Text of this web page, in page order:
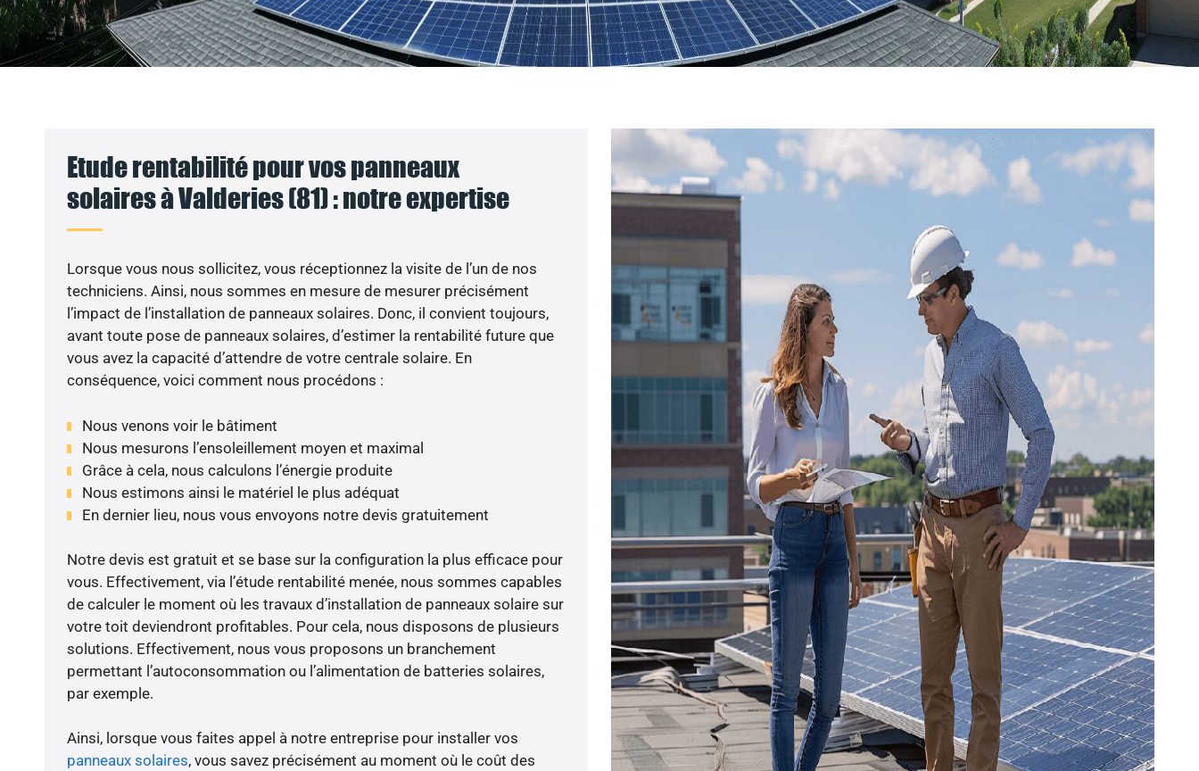
Etude rentabilité pour vos panneaux
solaires à Valderies (81) : notre expertise
Lorsque vous nous sollicitez, vous réceptionnez la visite de l’un de nos
techniciens. Ainsi, nous sommes en mesure de mesurer précisément
l’impact de l’installation de panneaux solaires. Donc, il convient toujours,
avant toute pose de panneaux solaires, d’estimer la rentabilité future que
vous avez la capacité d’attendre de votre centrale solaire. En
conséquence, voici comment nous procédons :
Nous venons voir le bâtiment
Nous mesurons l’ensoleillement moyen et maximal
Grâce à cela, nous calculons l’énergie produite
Nous estimons ainsi le matériel le plus adéquat
En dernier lieu, nous vous envoyons notre devis gratuitement
Notre devis est gratuit et se base sur la configuration la plus efficace pour
vous. Effectivement, via l’étude rentabilité menée, nous sommes capables
de calculer le moment où les travaux d’installation de panneaux solaire sur
votre toit deviendront profitables. Pour cela, nous disposons de plusieurs
solutions. Effectivement, nous vous proposons un branchement
permettant l’autoconsommation ou l’alimentation de batteries solaires,
par exemple.
Ainsi, lorsque vous faites appel à notre entreprise pour installer vos
panneaux solaires, vous savez précisément au moment où le coût des